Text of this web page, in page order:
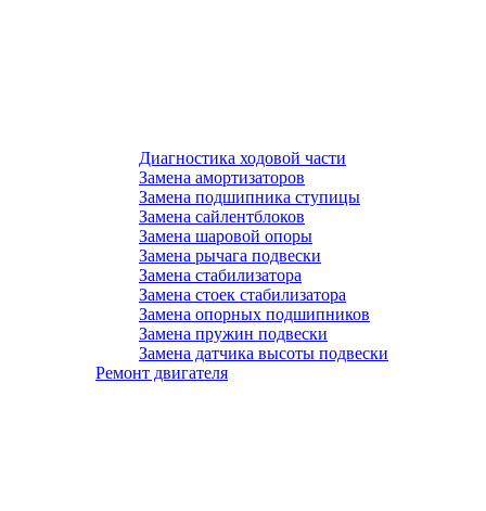
Диагностика ходовой части
Замена амортизаторов
Замена подшипника ступицы
Замена сайлентблоков
Замена шаровой опоры
Замена рычага подвески
Замена стабилизатора
Замена стоек стабилизатора
Замена опорных подшипников
Замена пружин подвески
Замена датчика высоты подвески
Ремонт двигателя